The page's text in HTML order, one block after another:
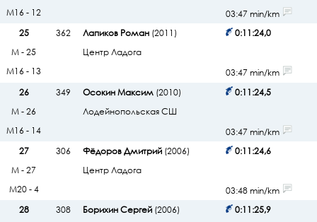
М16 - 12
03:47 min/km
25
362 Лапиков Роман(2011)
Центр Ладога
0:11:24,0
М - 25
М16 - 13
03:47 min/km
26
349 Осокин Максим(2010)
Лодейнопольская СШ
0:11:24,5
М - 26
М16 - 14
03:47 min/km
27
306 Фёдоров Дмитрий(2006)
Центр Ладога
0:11:24,6
М - 27
М20 - 4
03:48 min/km
28
308 Борихин Сергей(2006)
0:11:25,9